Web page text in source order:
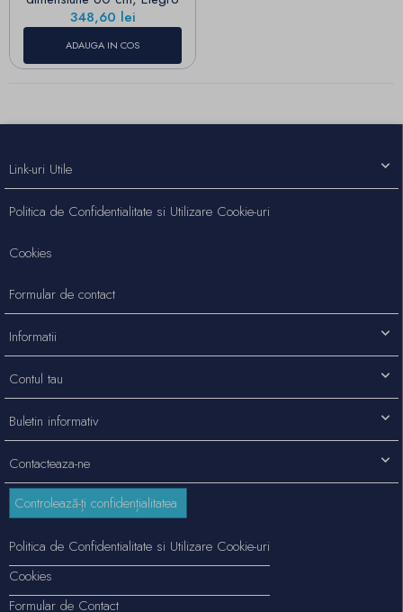
Pret
348,60 lei
ADAUGA IN COS
Contacteaza-ne
Link-uri Utile
Politica de Confidentialitate si Utilizare Cookie-uri
Cookies
Formular de contact
Informatii
Contul tau
Buletin informativ
Controlează-ți confidențialitatea
Politica de Confidentialitate si Utilizare Cookie-uri
Cookies
Formular de Contact